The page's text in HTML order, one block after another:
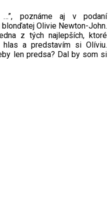
poznáme aj v podaní
Olivie Newton-John.
z tých najlepších, ktoré
a predstavím si Olíviu.
len predsa? Dal by som si